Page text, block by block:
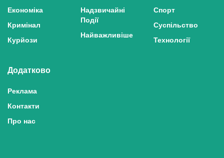
Економіка
Кримінал
Курйози
Надзвичайні
Події
Найважливіше
Спорт
Суспільство
Технології
Додатково
Реклама
Контакти
Про нас